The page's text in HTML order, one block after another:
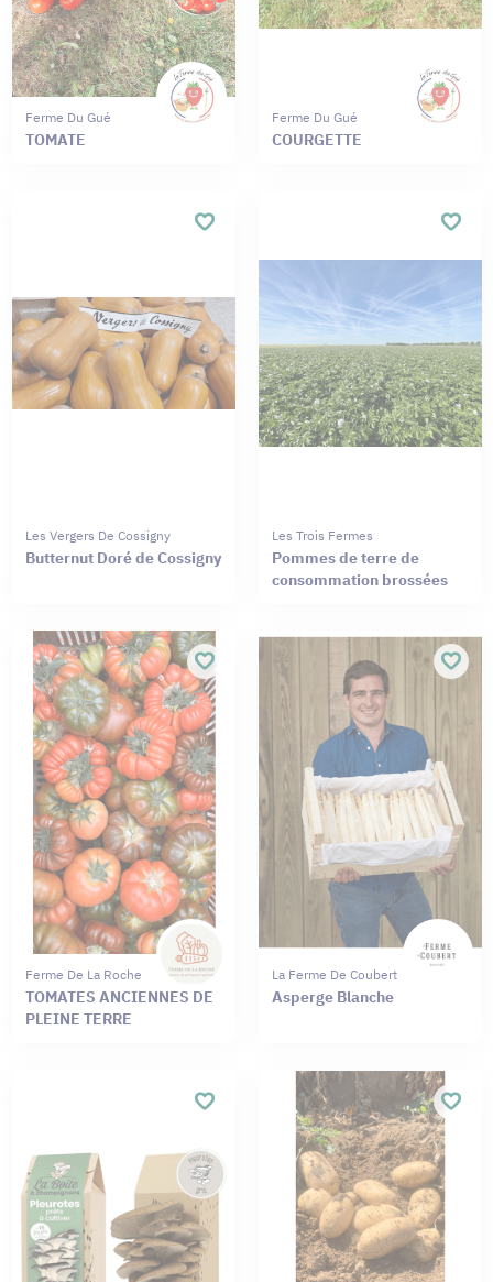
Ferme Du Gué
TOMATE
Ferme Du Gué
COURGETTE
Les Vergers De Cossigny
Butternut Doré de Cossigny
Les Trois Fermes
Pommes de terre de
consommation brossées
Ferme De La Roche
TOMATES ANCIENNES DE
PLEINE TERRE
La Ferme De Coubert
Asperge Blanche